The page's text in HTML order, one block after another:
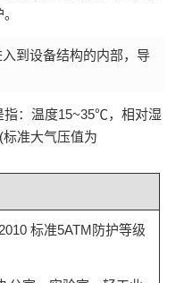
到设备结构的内部，导
指：温度15~35℃，相对湿
准大气压值为
标准5ATM防护等级